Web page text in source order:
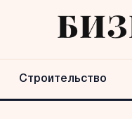
Строительство